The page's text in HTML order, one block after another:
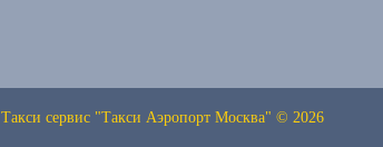
Такси сервис "Такси Аэропорт Москва" © 2026